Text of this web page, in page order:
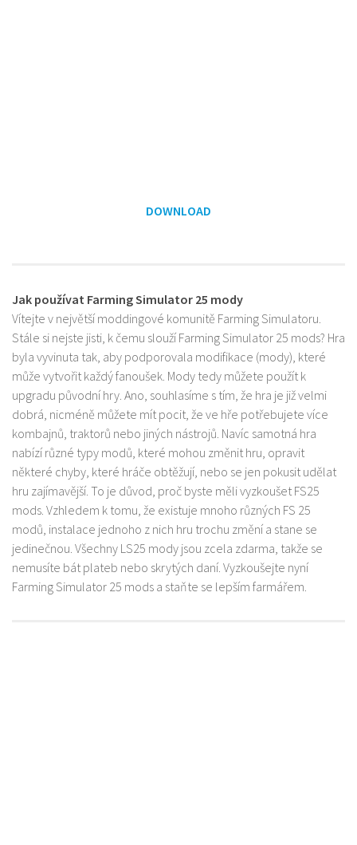
DOWNLOAD
Jak používat Farming Simulator 25 mody
Vítejte v největší moddingové komunitě Farming Simulatoru.
Stále si nejste jisti, k čemu slouží Farming Simulator 25 mods? Hra
byla vyvinuta tak, aby podporovala modifikace (mody), které
může vytvořit každý fanoušek. Mody tedy můžete použít k
upgradu původní hry. Ano, souhlasíme s tím, že hra je již velmi
dobrá, nicméně můžete mít pocit, že ve hře potřebujete více
kombajnů, traktorů nebo jiných nástrojů. Navíc samotná hra
nabízí různé typy modů, které mohou změnit hru, opravit
některé chyby, které hráče obtěžují, nebo se jen pokusit udělat
hru zajímavější. To je důvod, proč byste měli vyzkoušet FS25
mods. Vzhledem k tomu, že existuje mnoho různých FS 25
modů, instalace jednoho z nich hru trochu změní a stane se
jedinečnou. Všechny LS25 mody jsou zcela zdarma, takže se
nemusíte bát plateb nebo skrytých daní. Vyzkoušejte nyní
Farming Simulator 25 mods a staňte se lepším farmářem.